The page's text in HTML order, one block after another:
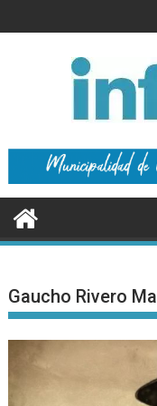
al
Gaucho Rivero